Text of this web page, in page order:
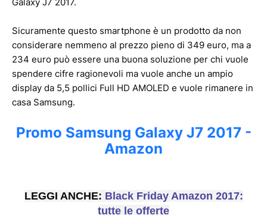
Sicuramente questo smartphone è un prodotto da non
considerare nemmeno al prezzo pieno di 349 euro, ma a
234 euro può essere una buona soluzione per chi vuole
spendere cifre ragionevoli ma vuole anche un ampio
display da 5,5 pollici Full HD AMOLED e vuole rimanere in
casa Samsung.
Promo Samsung Galaxy J7 2017 -
Amazon
LEGGI ANCHE: Black Friday Amazon 2017:
tutte le offerte